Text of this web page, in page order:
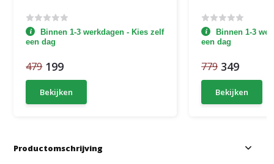
Binnen 1-3 werkdagen - Kies zelf
een dag
479 199
Bekijken
Binnen 1-3
een dag
779 349
Bekijken
Productomschrijving